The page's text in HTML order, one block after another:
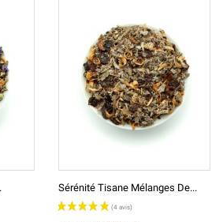
Sérénité Tisane Mélanges De...